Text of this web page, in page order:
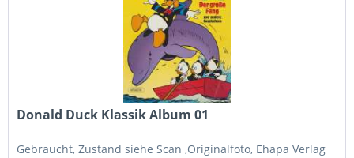
Donald Duck Klassik Album 01
Gebraucht, Zustand siehe Scan ,Originalfoto, Ehapa Verlag